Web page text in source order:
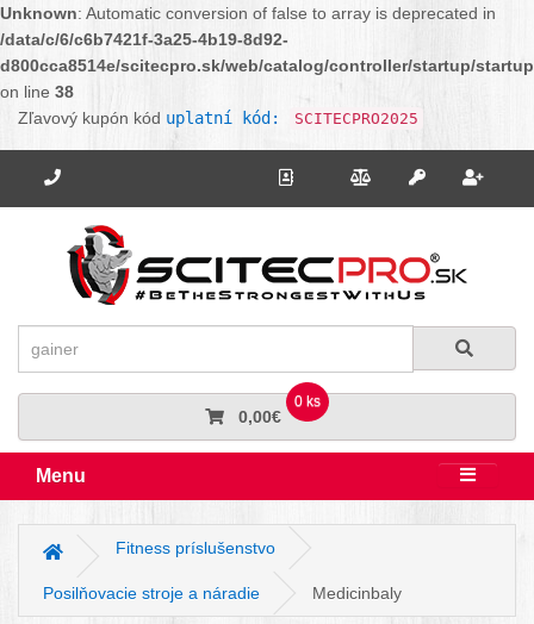
Unknown: Automatic conversion of false to array is deprecated in
/data/c/6/c6b7421f-3a25-4b19-8d92-
d800cca8514e/scitecpro.sk/web/catalog/controller/startup/
on line 38
Zľavový kupón kód uplatní kód: SCITECPRO2025
Potrebujete poradiť? Zavolajte nám. Kontakt Porovnanie
Prihlásiť sa
0 ks
0,00€
Menu
Hlavná stránkaFitness príslušenstvo
Posilňovacie stroje a náradie Medicinbaly